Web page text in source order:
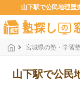
山下駅で公民地理歴
宮城県の塾・学習
山下駅で公民